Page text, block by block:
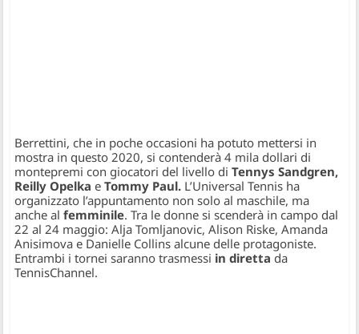
Berrettini, che in poche occasioni ha potuto mettersi in
mostra in questo 2020, si contenderà 4 mila dollari di
montepremi con giocatori del livello diTennys Sandgren,
Reilly Opelkae Tommy Paul. L’Universal Tennis ha
organizzato l’appuntamento non solo al maschile, ma
anche alfemminile. Tra le donne si scenderà in campo dal
22 al 24 maggio: Alja Tomljanovic, Alison Riske, Amanda
Anisimova e Danielle Collins alcune delle protagoniste.
Entrambi i tornei saranno trasmessi in diretta da
TennisChannel.